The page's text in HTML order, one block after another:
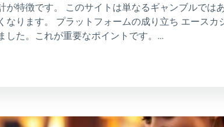
特徴です。 このサイトは単なるギャンブルでは
ります。 プラットフォームの成り立ち エース
した。これが重要なポイントです。…